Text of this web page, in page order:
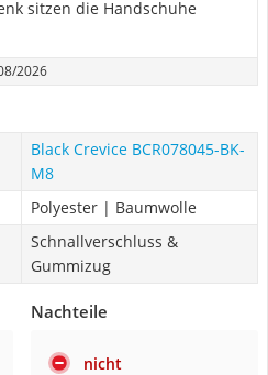
sitzen die Handschuhe
2026
Black Crevice BCR078045-BK-
M8
Polyester | Baumwolle
Schnallverschluss &
Gummizug
Nachteile
nicht